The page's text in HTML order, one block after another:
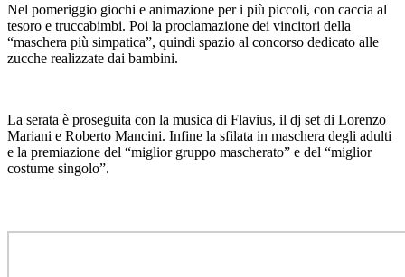
Nel pomeriggio giochi e animazione per i più piccoli, con caccia al
tesoro e truccabimbi. Poi la proclamazione dei vincitori della
“maschera più simpatica”, quindi spazio al concorso dedicato alle
zucche realizzate dai bambini.
La serata è proseguita con la musica di Flavius, il dj set di Lorenzo
Mariani e Roberto Mancini. Infine la sfilata in maschera degli adulti
e la premiazione del “miglior gruppo mascherato” e del “miglior
costume singolo”.